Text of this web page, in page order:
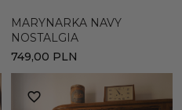
MARYNARKA NAVY
NOSTALGIA
749,00 PLN